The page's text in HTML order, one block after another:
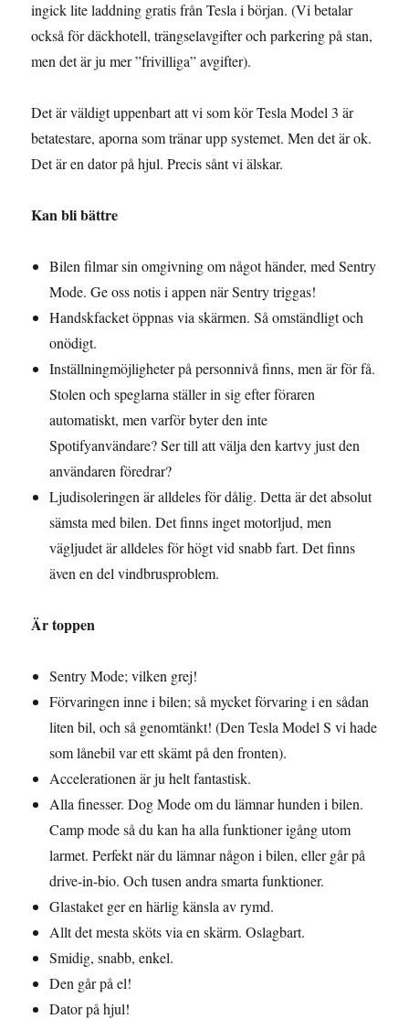
ingick lite laddning gratis från Tesla i början. (Vi betalar
också för däckhotell, trängselavgifter och parkering på stan,
men det är ju mer ”frivilliga” avgifter).
Det är väldigt uppenbart att vi som kör Tesla Model 3 är
betatestare, aporna som tränar upp systemet. Men det är ok.
Det är en dator på hjul. Precis sånt vi älskar.
Kan bli bättre
Bilen filmar sin omgivning om något händer, med Sentry
Mode. Ge oss notis i appen när Sentry triggas!
Handskfacket öppnas via skärmen. Så omständligt och
onödigt.
Inställningmöjligheter på personnivå finns, men är för få.
Stolen och speglarna ställer in sig efter föraren
automatiskt, men varför byter den inte
Spotifyanvändare? Ser till att välja den kartvy just den
användaren föredrar?
Ljudisoleringen är alldeles för dålig. Detta är det absolut
sämsta med bilen. Det finns inget motorljud, men
vägljudet är alldeles för högt vid snabb fart. Det finns
även en del vindbrusproblem.
Är toppen
Sentry Mode; vilken grej!
Förvaringen inne i bilen; så mycket förvaring i en sådan
liten bil, och så genomtänkt! (Den Tesla Model S vi hade
som lånebil var ett skämt på den fronten).
Accelerationen är ju helt fantastisk.
Alla finesser. Dog Mode om du lämnar hunden i bilen.
Camp mode så du kan ha alla funktioner igång utom
larmet. Perfekt när du lämnar någon i bilen, eller går på
drive-in-bio. Och tusen andra smarta funktioner.
Glastaket ger en härlig känsla av rymd.
Allt det mesta sköts via en skärm. Oslagbart.
Smidig, snabb, enkel.
Den går på el!
Dator på hjul!